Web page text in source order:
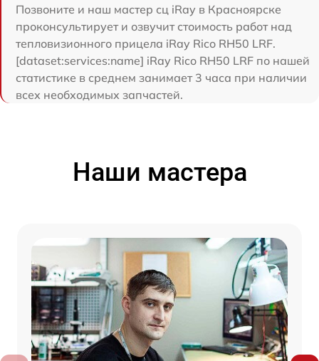
Позвоните и наш мастер сц iRay в Красноярске
проконсультирует и озвучит стоимость работ над
тепловизионного прицела iRay Rico RH50 LRF.
[dataset:services:name] iRay Rico RH50 LRF по нашей
статистике в среднем занимает 3 часа при наличии
всех необходимых запчастей.
Наши мастера